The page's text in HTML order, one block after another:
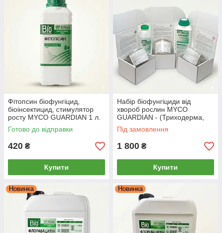
Фітопсин біофунгіцид,
біоінсектицид, стимулятор
росту MYCO GUARDIAN 1 л.
Готово до відправки
420 ₴
Купити
Набір біофунгіциди від
хвороб рослин MYCO
GUARDIAN - (Триходерма,
Бактерія, Прилипач)
Під замовлення
1 800 ₴
Купити
Новинка Новинка